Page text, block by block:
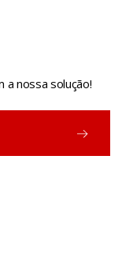
a nossa solução!